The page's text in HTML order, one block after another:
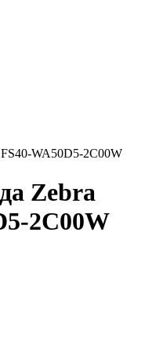
WA50D5-2C00W
Zebra
2C00W